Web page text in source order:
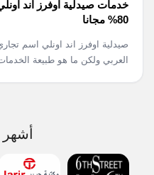
خدمات صيدلية اوفرز اند
80% مجانا
صيدلية اوفرز اند اونلي اسم
العربي ولكن ما هو طبيعة
أشهر